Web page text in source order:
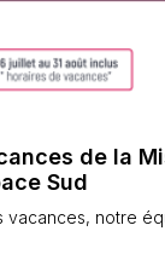
de la
Sud
vacances, notre